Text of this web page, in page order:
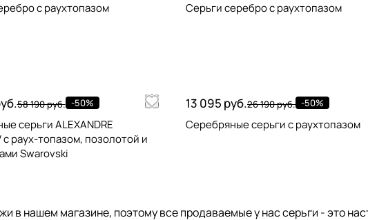
с раухтопазом Серьги серебро с раухтопазом
58 190 руб. -50%
серьги ALEXANDRE
с раух-топазом, позолотой и
Swarovski
13 095 руб.26 190 руб. -50%
Серебряные серьги с раухтопазом
в нашем магазине, поэтому все продаваемые у нас серьги - это